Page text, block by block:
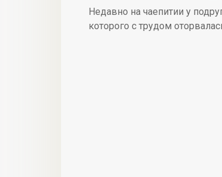
Недавно на чаепитии у
которого с трудом